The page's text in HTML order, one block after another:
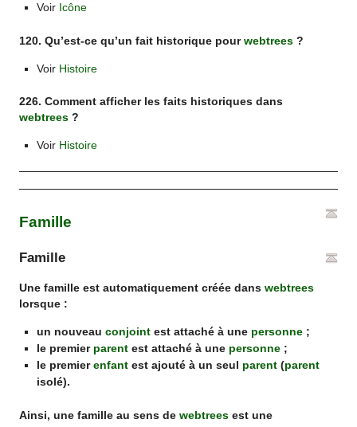
Voir Icône
120. Qu’est-ce qu’un fait historique pourwebtrees ?
Voir Histoire
226. Comment afficher les faits historiques dans
webtrees ?
Voir Histoire
Famille
Famille
Une famille est automatiquement créée danswebtrees
lorsque :
un nouveau conjointest attaché à une personne;
le premier parentest attaché à une personne;
le premierenfantest ajouté à un seul parent(parent
isolé).
Ainsi, une famille au sens dewebtrees est une